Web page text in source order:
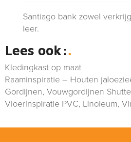
Santiago bank zowel
leer.
Lees ook:
Kledingkast op maat
Raaminspiratie – Houten
Gordijnen, Vouwgordijnen
Vloerinspiratie PVC, Linoleum,